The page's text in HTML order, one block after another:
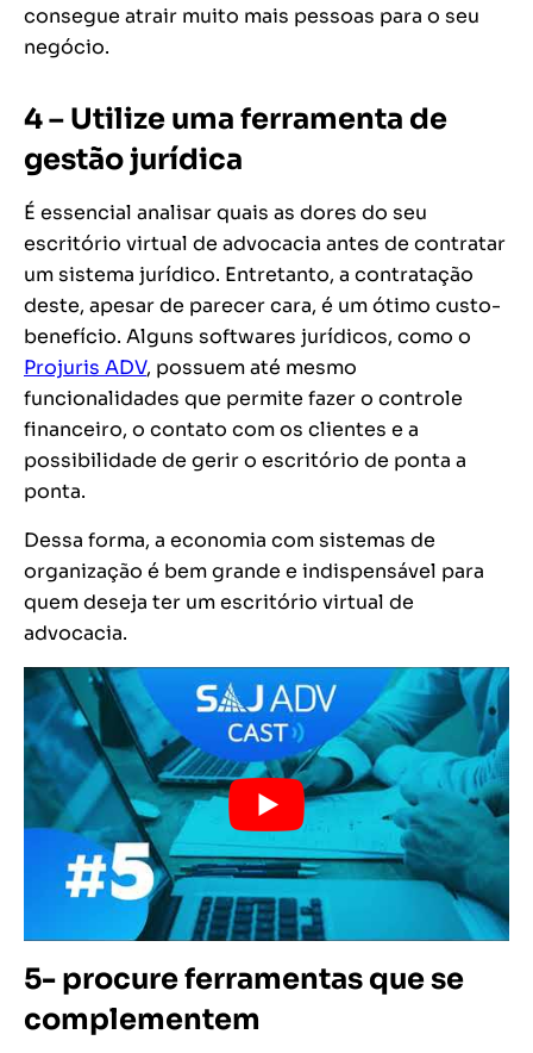
consegue atrair muito mais pessoas para o seu
negócio.
4 – Utilize uma ferramenta de
gestão jurídica
É essencial analisar quais as dores do seu
escritório virtual de advocacia antes de contratar
um sistema jurídico. Entretanto, a contratação
deste, apesar de parecer cara, é um ótimo custo-
benefício. Alguns softwares jurídicos, como o
Projuris ADV, possuem até mesmo
funcionalidades que permite fazer o controle
financeiro, o contato com os clientes e a
possibilidade de gerir o escritório de ponta a
ponta.
Dessa forma, a economia com sistemas de
organização é bem grande e indispensável para
quem deseja ter um escritório virtual de
advocacia.
5- procure ferramentas que se
complementem